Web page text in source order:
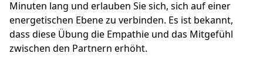
Minuten lang und erlauben Sie sich, sich auf einer
energetischen Ebene zu verbinden. Es ist bekannt,
dass diese Übung die Empathie und das Mitgefühl
zwischen den Partnern erhöht.